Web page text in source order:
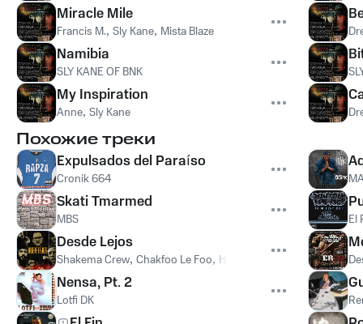
Miracle Mile
Francis M., Sly Kane, Mista Blaze
Namibia
SLY KANE OF BNK
My Inspiration
Anne, Sly Kane
Похожие треки
Expulsados del Paraíso
Cronik 664
Skati Tmarmed
MBS
Desde Lejos
Shakema Crew, Chakfoo Le Foo, Haffid Dancehall
Nensa, Pt. 2
Lotfi DK
El